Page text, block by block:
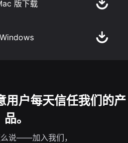
版下载
Windows
用户每天信任我们的产
品。
说——加入我们，